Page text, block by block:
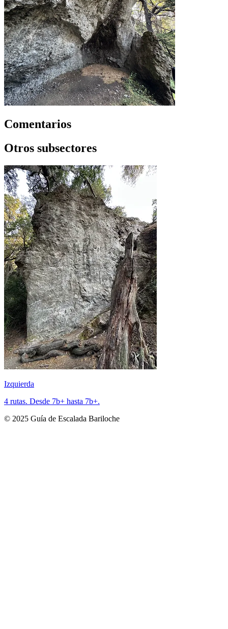
Comentarios
Otros subsectores
Izquierda
4 rutas. Desde 7b+ hasta 7b+.
© 2025 Guía de Escalada Bariloche